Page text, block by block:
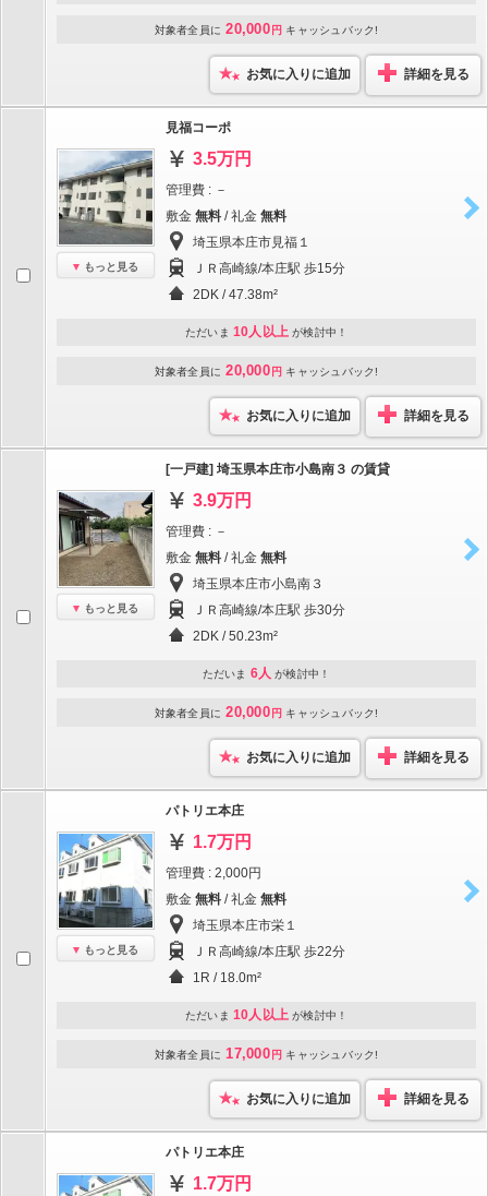
対象者全員に 20,000 円 キャッシュバック!
お気に入りに追加 詳細を見る
もっと見る
見福コーポ
3.5万円
管理費 : －
敷金 無料 / 礼金 無料
埼玉県本庄市見福１
ＪＲ高崎線/本庄駅 歩15分
2DK / 47.38m²
ただいま 10人以上 が検討中！
対象者全員に 20,000 円 キャッシュバック!
お気に入りに追加 詳細を見る
もっと見る
[一戸建] 埼玉県本庄市小島南３ の賃貸
3.9万円
管理費 : －
敷金 無料 / 礼金 無料
埼玉県本庄市小島南３
ＪＲ高崎線/本庄駅 歩30分
2DK / 50.23m²
ただいま 6人 が検討中！
対象者全員に 20,000 円 キャッシュバック!
お気に入りに追加 詳細を見る
もっと見る
パトリエ本庄
1.7万円
管理費 : 2,000円
敷金 無料 / 礼金 無料
埼玉県本庄市栄１
ＪＲ高崎線/本庄駅 歩22分
1R / 18.0m²
ただいま 10人以上 が検討中！
対象者全員に 17,000 円 キャッシュバック!
お気に入りに追加 詳細を見る
パトリエ本庄
1.7万円